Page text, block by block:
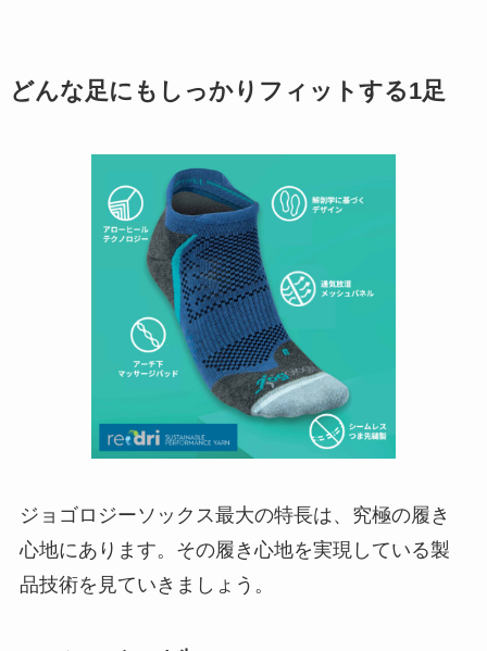
どんな足にもしっかりフィットする1足
ジョゴロジーソックス最大の特長は、究極の履き
心地にあります。その履き心地を実現している製
品技術を見ていきましょう。